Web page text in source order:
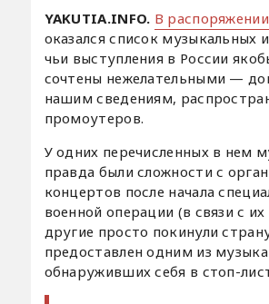
YAKUTIA.INFO. В
оказался список музыкальных
чьи выступления в России
сочтены нежелательными —
нашим сведениям,
промоутеров.
У одних перечисленных в нем
правда были сложности с
концертов после начала
военной операции (в связи с
другие просто покинули
предоставлен одним из
обнаруживших себя в стоп-